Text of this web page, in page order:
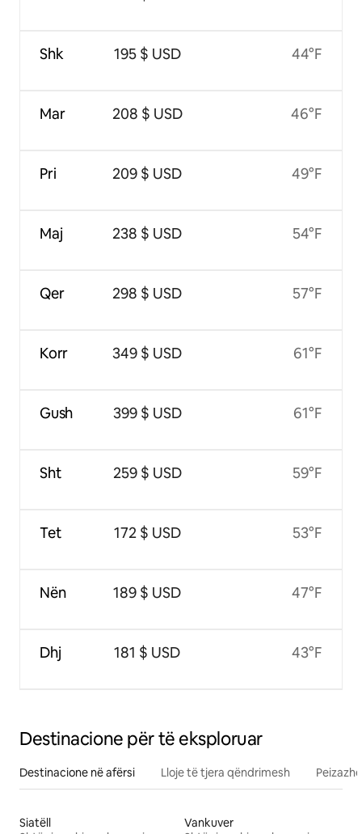
Shk
Mar
Pri
Maj
Qer
Korr
Gush
Sht
Tet
Nën
Dhj
195 $ USD
208 $ USD
209 $ USD
238 $ USD
298 $ USD
349 $ USD
399 $ USD
259 $ USD
172 $ USD
189 $ USD
181 $ USD
44°F
46°F
49°F
54°F
57°F
61°F
61°F
59°F
53°F
47°F
43°F
Destinacione për të eksploruar
Destinacione në afërsi Lloje të tjera qëndrimesh
Siatëll
Vankuver